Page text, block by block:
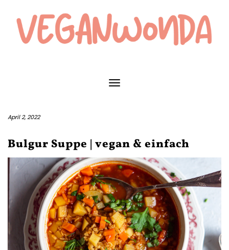
content
Toggle Navigation
April 2, 2022
Bulgur Suppe | vegan & einfach